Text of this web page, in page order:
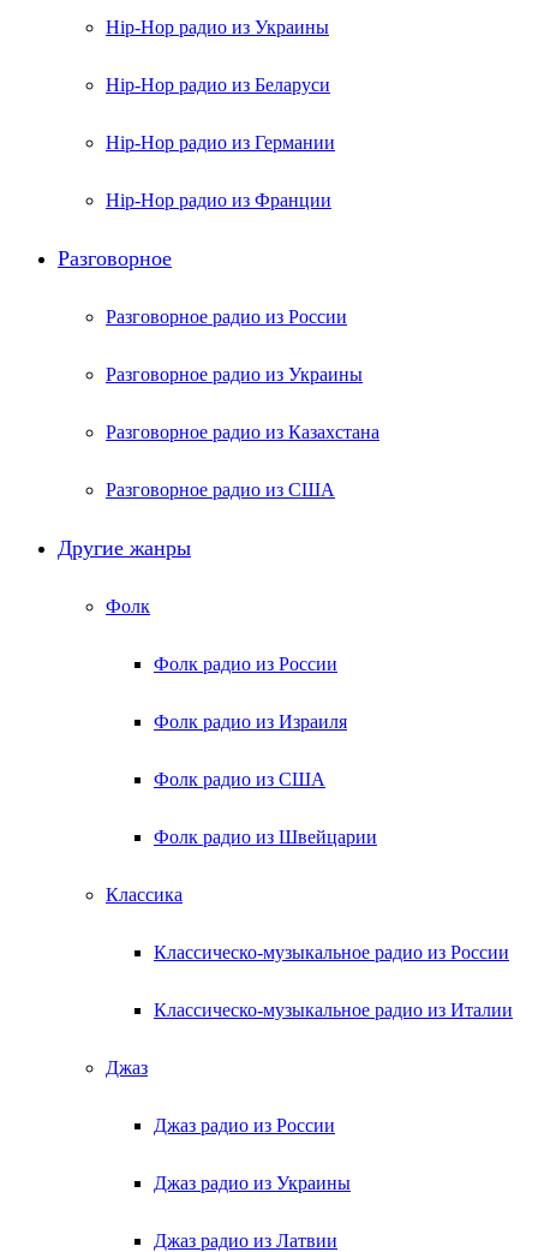
Hip-Hop радио из Украины
Hip-Hop радио из Беларуси
Hip-Hop радио из Германии
Hip-Hop радио из Франции
Разговорное
Разговорное радио из России
Разговорное радио из Украины
Разговорное радио из Казахстана
Разговорное радио из США
Другие жанры
Фолк
Фолк радио из России
Фолк радио из Израиля
Фолк радио из США
Фолк радио из Швейцарии
Классика
Классическо-музыкальное радио из России
Классическо-музыкальное радио из Италии
Джаз
Джаз радио из России
Джаз радио из Украины
Джаз радио из Латвии